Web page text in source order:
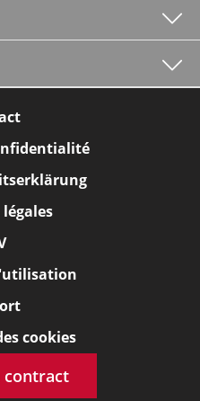
cookies
contract